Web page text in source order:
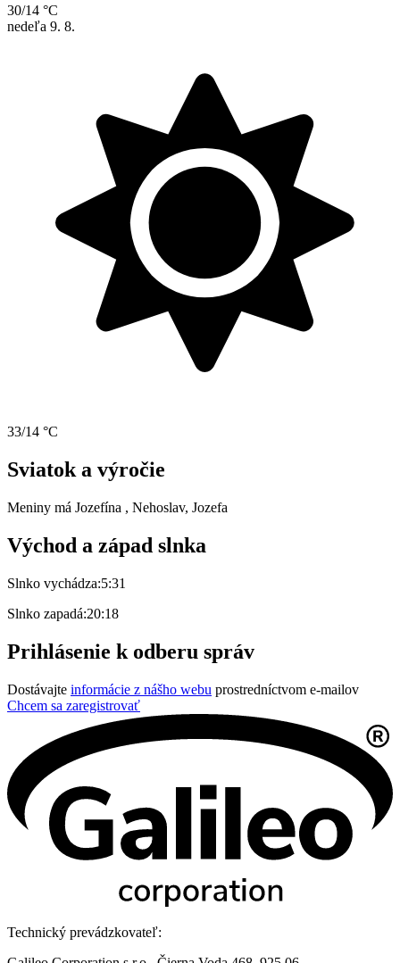
30/14 °C
nedeľa 9. 8.
33/14 °C
Sviatok a výročie
Meniny má Jozefína , Nehoslav, Jozefa
Východ a západ slnka
Slnko vychádza:5:31
Slnko zapadá:20:18
Prihlásenie k odberu správ
Dostávajte informácie z nášho webu prostredníctvom e-mailov
Chcem sa zaregistrovať
Technický prevádzkovateľ: